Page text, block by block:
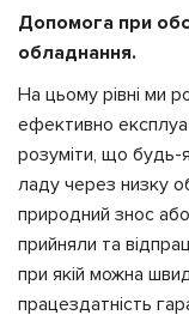
Допомога при
обладнання.
На цьому рівні ми
ефективно
розуміти, що будь-
ладу через низку
природний знос
прийняли та
при якій можна
працездатність